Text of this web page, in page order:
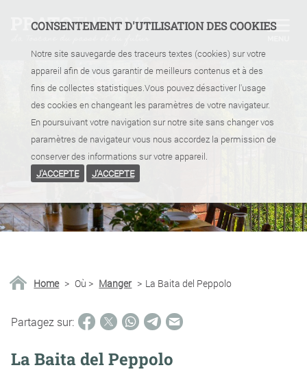
CONSENTEMENT D'UTILISATION DES COOKIES
Notre site sauvegarde des traceurs textes (cookies) sur votre
appareil afin de vous garantir de meilleurs contenus et à des
fins de collectes statistiques.Vous pouvez désactiver l'usage
des cookies en changeant les paramètres de votre navigateur.
En poursuivant votre navigation sur notre site sans changer vos
paramètres de navigateur vous nous accordez la permission de
conserver des informations sur votre appareil.
J'ACCEPTE
J'ACCEPTE
Home > Où > Manger > La Baita del Peppolo
Partagez sur:
La Baita del Peppolo